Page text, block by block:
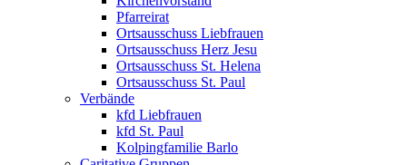
Pfarreirat
Ortsausschuss Liebfrauen
Ortsausschuss Herz Jesu
Ortsausschuss St. Helena
Ortsausschuss St. Paul
Verbände
kfd Liebfrauen
kfd St. Paul
Kolpingfamilie Barlo